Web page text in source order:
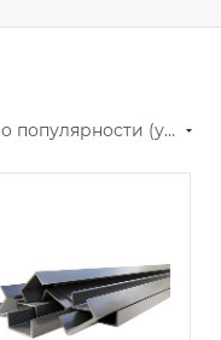
По популярности (убывание)